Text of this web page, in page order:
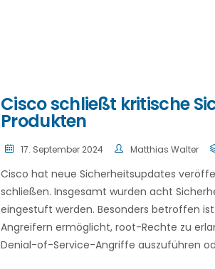
Cisco schließt kritische
Produkten
17. September 2024 Matthias Walter
Cisco hat neue Sicherheitsupdates
schließen. Insgesamt wurden acht
eingestuft werden. Besonders betroffen
Angreifern ermöglicht, root-Rechte zu
Denial-of-Service-Angriffe auszuführen